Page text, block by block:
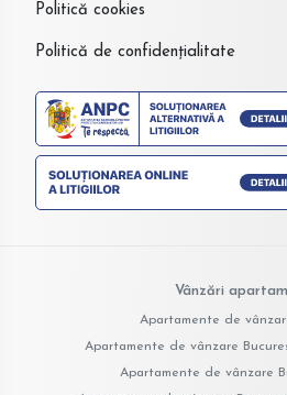
Politică cookies
Politică de confidențialitate
Vânzări
Apartamente de
Apartamente de vânzare
Apartamente de vânzare